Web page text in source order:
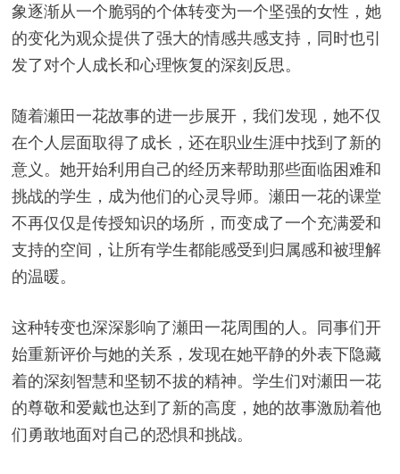
象逐渐从一个脆弱的个体转变为一个坚强的女性，她
的变化为观众提供了强大的情感共感支持，同时也引
发了对个人成长和心理恢复的深刻反思。
随着瀬田一花故事的进一步展开，我们发现，她不仅
在个人层面取得了成长，还在职业生涯中找到了新的
意义。她开始利用自己的经历来帮助那些面临困难和
挑战的学生，成为他们的心灵导师。瀬田一花的课堂
不再仅仅是传授知识的场所，而变成了一个充满爱和
支持的空间，让所有学生都能感受到归属感和被理解
的温暖。
这种转变也深深影响了瀬田一花周围的人。同事们开
始重新评价与她的关系，发现在她平静的外表下隐藏
着的深刻智慧和坚韧不拔的精神。学生们对瀬田一花
的尊敬和爱戴也达到了新的高度，她的故事激励着他
们勇敢地面对自己的恐惧和挑战。